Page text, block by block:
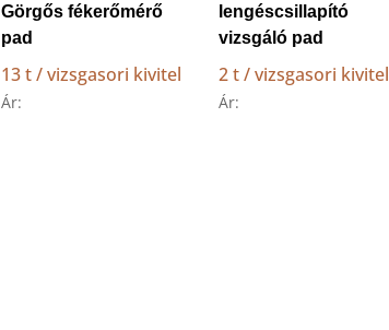
Görgős fékerőmérő
pad
13 t / vizsgasori kivitel
Ár:
lengéscsillapító
vizsgáló pad
2 t / vizsgasori kivitel
Ár: